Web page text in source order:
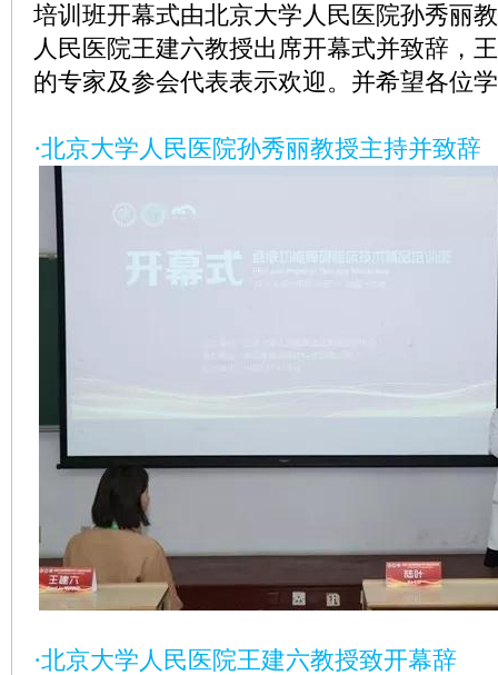
培训班开幕式由北京大学人民医院孙秀丽
人民医院王建六教授出席开幕式并致辞，
的专家及参会代表表示欢迎。并希望各位
·北京大学人民医院孙秀丽教授主持并致辞
·北京大学人民医院王建六教授致开幕辞